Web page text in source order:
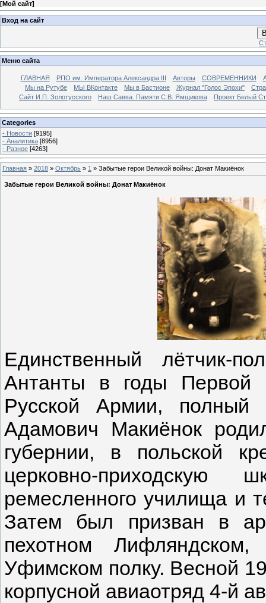
[Мой сайт]
Вход на сайт
Меню сайта
ГЛАВНАЯ РПО им. Императора Александра III Авторы СОВРЕМЕННИКИ
Мы на Рутубе
МЫ ВКонтакте Мы в Бастионе Журнал "Голос Эпохи"
Сайт И.П. Золотусского
Наш Савва. Памяти С.В. Ямщикова Проект Белый
Categories
- Новости [9195]
- Аналитика [8956]
- Разное [4263]
Главная » 2018 » Октябрь » 1 » Забытые герои Великой войны: Донат Макиёнок
Забытые герои Великой войны: Донат Макиёнок
Единственный лётчик-
Антанты в годы Первой
Русской Армии, полный
Адамович Макиёнок
губернии, в польской
церковно-
ремесленного училища и
Затем был призван в
пехотном
Уфимском полку. Весной
корпусной авиаотряд 4-й